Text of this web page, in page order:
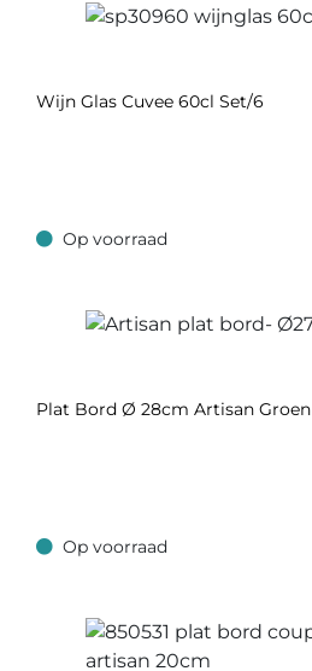
Wijn Glas Cuvee 60cl Set/6
Op voorraad
Op voorraad
Plat Bord Ø 28cm Artisan Groen
Op voorraad
Op voorraad